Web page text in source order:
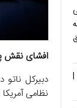
افشای نقش
دبیرکل
نظامی
|